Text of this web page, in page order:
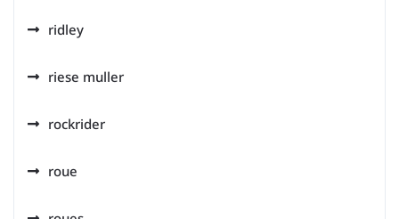
ridley
riese muller
rockrider
roue